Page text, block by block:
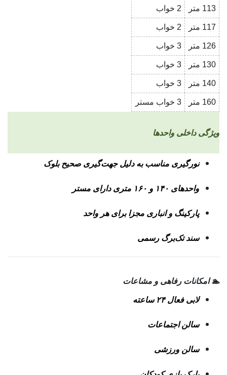
113 متر 2 خواب
117 متر 2 خواب
126 متر 3 خواب
130 متر 3 خواب
140 متر 3 خواب
160 متر 3 خواب مستر
ویژگی داخلی واحدها
نورگیری مناسب به دلیل جهت‌گیری صحیح بلوک
واحدهای ۱۴۰ و ۱۶۰ متری دارای مستر
پارکینگ و انباری مجزا برای هر واحد
سند تک‌برگ رسمی
🏊 امکانات رفاهی و مشاعات
لابی فعال ۲۴ ساعته
سالن اجتماعات
سالن ورزشی